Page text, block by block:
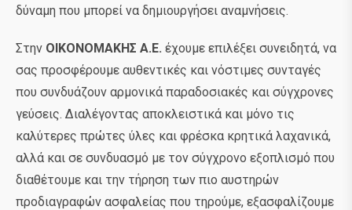
δύναμη που μπορεί να δημιουργήσει αναμνήσεις.
Στην ΟΙΚΟΝΟΜΑΚΗΣ Α.Ε. έχουμε επιλέξει συνειδητά, να
σας προσφέρουμε αυθεντικές και νόστιμες συνταγές
που συνδυάζουν αρμονικά παραδοσιακές και σύγχρονες
γεύσεις. Διαλέγοντας αποκλειστικά και μόνο τις
καλύτερες πρώτες ύλες και φρέσκα κρητικά λαχανικά,
αλλά και σε συνδυασμό με τον σύγχρονο εξοπλισμό που
διαθέτουμε και την τήρηση των πιο αυστηρών
προδιαγραφών ασφαλείας που τηρούμε, εξασφαλίζουμε